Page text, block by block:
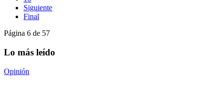
Siguiente
Final
Página 6 de 57
Lo más leído
Opinión